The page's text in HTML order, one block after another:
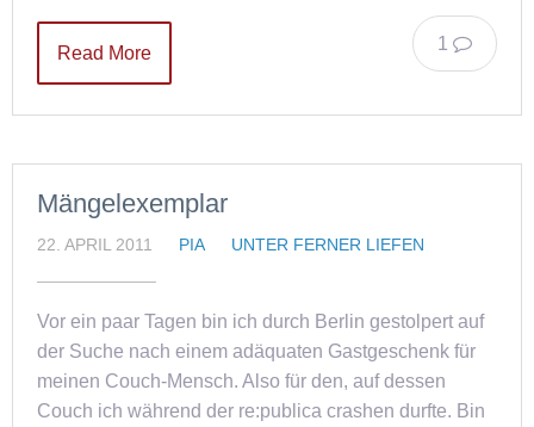
1
Read More
Mängelexemplar
22. APRIL 2011 PIA UNTER FERNER LIEFEN
Vor ein paar Tagen bin ich durch Berlin gestolpert auf
der Suche nach einem adäquaten Gastgeschenk für
meinen Couch-Mensch. Also für den, auf dessen
Couch ich während der re:publica crashen durfte. Bin